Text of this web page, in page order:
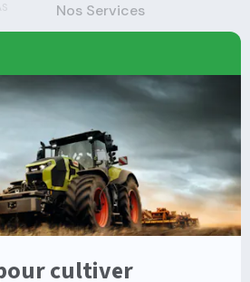
Nos Services
Dépannage
Nouvelles technologies
Pièces détachées
Démonstration